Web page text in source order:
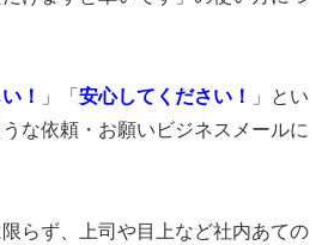
！ 」「 安心してください！
」とい
な依頼・お願いビジネスメールに
らず、上司や目上など社内あての